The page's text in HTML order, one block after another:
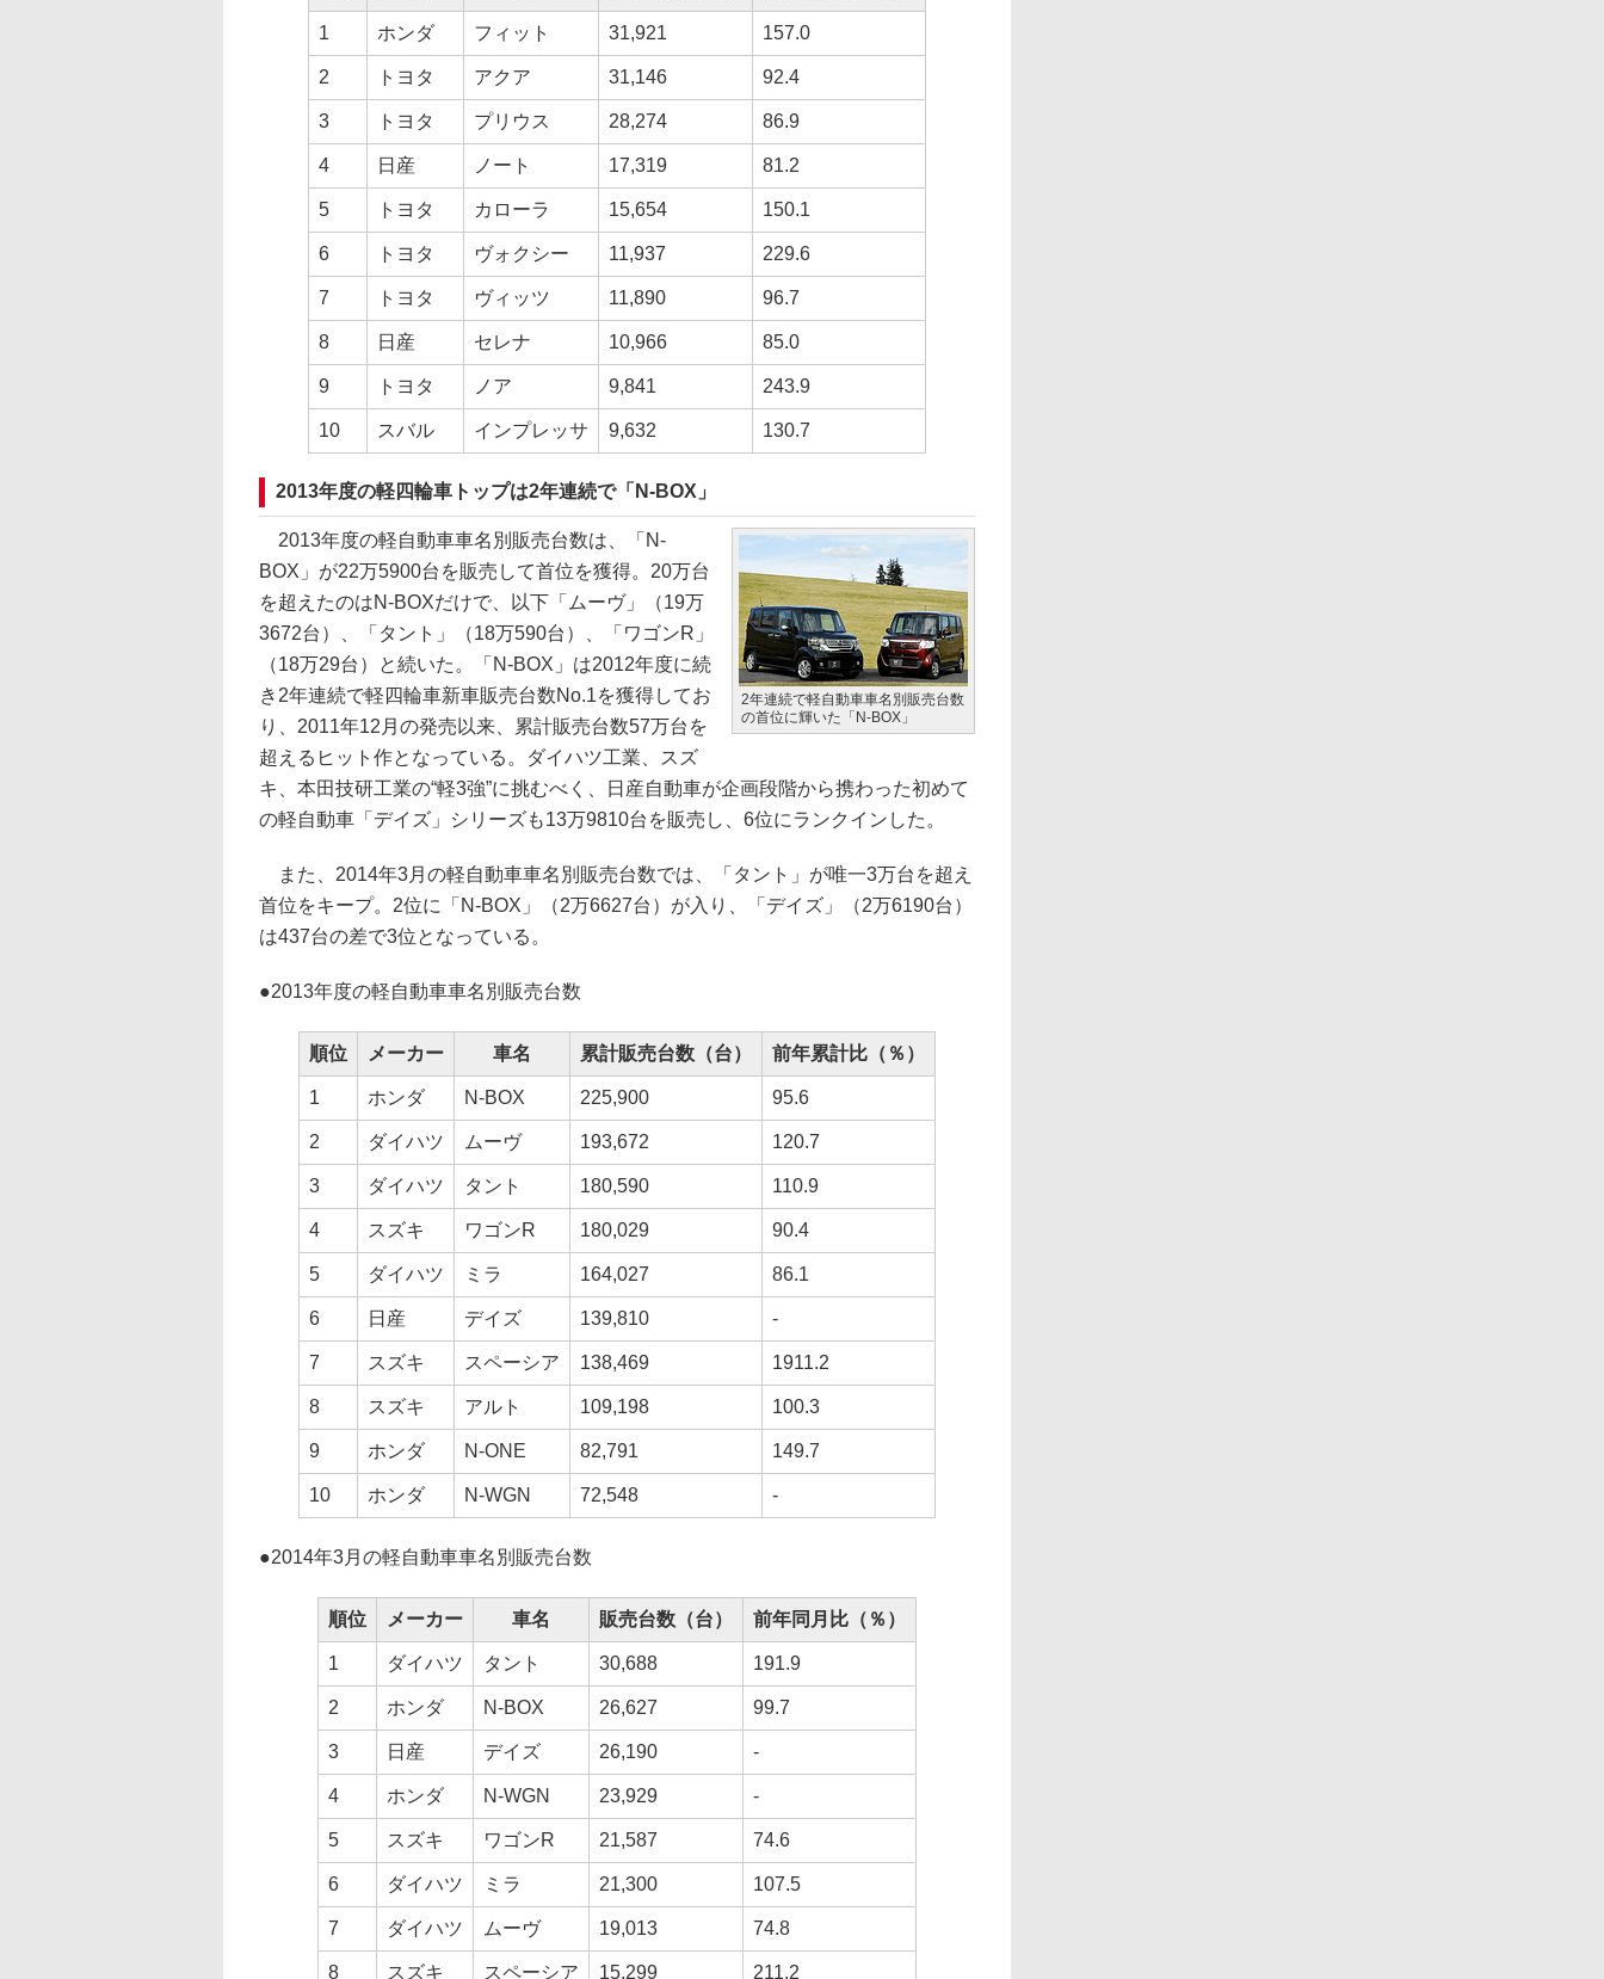
1 ホンダ フィット 31,921 157.0
2 トヨタ アクア 31,146 92.4
3 トヨタ プリウス 28,274 86.9
4 日産 ノート 17,319 81.2
5 トヨタ カローラ 15,654 150.1
6 トヨタ ヴォクシー 11,937 229.6
7 トヨタ ヴィッツ 11,890 96.7
8 日産 セレナ 10,966 85.0
9 トヨタ ノア 9,841 243.9
10 スバル インプレッサ 9,632 130.7
2013年度の軽四輪車トップは2年連続で「N-BOX」
2年連続で軽自動車車名別販売台数
の首位に輝いた「N-BOX」
2013年度の軽自動車車名別販売台数は、「N-
BOX」が22万5900台を販売して首位を獲得。20万台
を超えたのはN-BOXだけで、以下「ムーヴ」（19万
3672台）、「タント」（18万590台）、「ワゴンR」
（18万29台）と続いた。「N-BOX」は2012年度に続
き2年連続で軽四輪車新車販売台数No.1を獲得してお
り、2011年12月の発売以来、累計販売台数57万台を
超えるヒット作となっている。ダイハツ工業、スズ
キ、本田技研工業の“軽3強”に挑むべく、日産自動車が企画段階から携わった初めて
の軽自動車「デイズ」シリーズも13万9810台を販売し、6位にランクインした。
また、2014年3月の軽自動車車名別販売台数では、「タント」が唯一3万台を超え
首位をキープ。2位に「N-BOX」（2万6627台）が入り、「デイズ」（2万6190台）
は437台の差で3位となっている。
●2013年度の軽自動車車名別販売台数
順位 メーカー 車名 累計販売台数（台） 前年累計比（％）
1 ホンダ N-BOX 225,900 95.6
2 ダイハツ ムーヴ 193,672 120.7
3 ダイハツ タント 180,590 110.9
4 スズキ ワゴンR 180,029 90.4
5 ダイハツ ミラ 164,027 86.1
6 日産 デイズ 139,810 -
7 スズキ スペーシア 138,469 1911.2
8 スズキ アルト 109,198 100.3
9 ホンダ N-ONE 82,791 149.7
10 ホンダ N-WGN 72,548 -
●2014年3月の軽自動車車名別販売台数
順位 メーカー 車名 販売台数（台） 前年同月比（％）
1 ダイハツ タント 30,688 191.9
2 ホンダ N-BOX 26,627 99.7
3 日産 デイズ 26,190 -
4 ホンダ N-WGN 23,929 -
5 スズキ ワゴンR 21,587 74.6
6 ダイハツ ミラ 21,300 107.5
7 ダイハツ ムーヴ 19,013 74.8
8 スズキ スペーシア 15,299 211.2